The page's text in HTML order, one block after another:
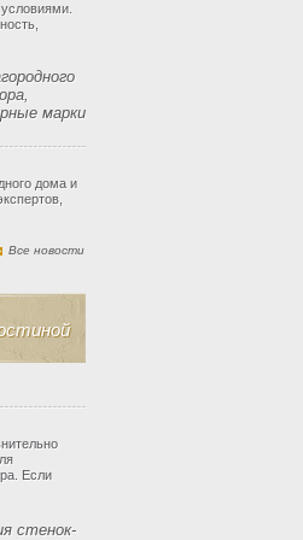
марки
дома и
Все новости
Если
стенок-